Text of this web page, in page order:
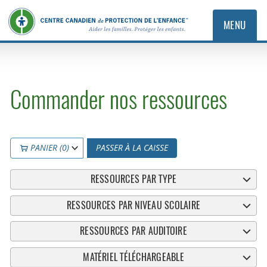
MENU
Commander nos ressources
PANIER (0) PASSER À LA CAISSE
RESSOURCES PAR TYPE
RESSOURCES PAR NIVEAU SCOLAIRE
RESSOURCES PAR AUDITOIRE
MATÉRIEL TÉLÉCHARGEABLE